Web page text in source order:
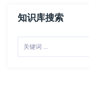
知识库搜索